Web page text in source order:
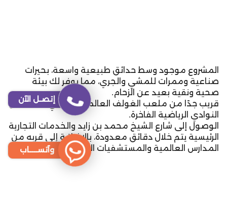
المشروع موجود وسط حدائق طبيعية واسعة، بحيرات
صناعية وممرات للمشي والجري، مما يوفر لك بيئة
صحية ونقية بعيد عن الزحام.
قريب جدًا من ملعب الغولف العالمي في دبي هيلز، ومن
النوادي الرياضية الفاخرة.
الوصول إلى شارع الشيخ محمد بن زايد والخدمات التجارية
الرئيسية يتم خلال دقائق معدودة، بالإضافة إلى قربه من
المدارس العالمية والمستشفيات الحديثة.
إتصـل الآن
وآتســــاب